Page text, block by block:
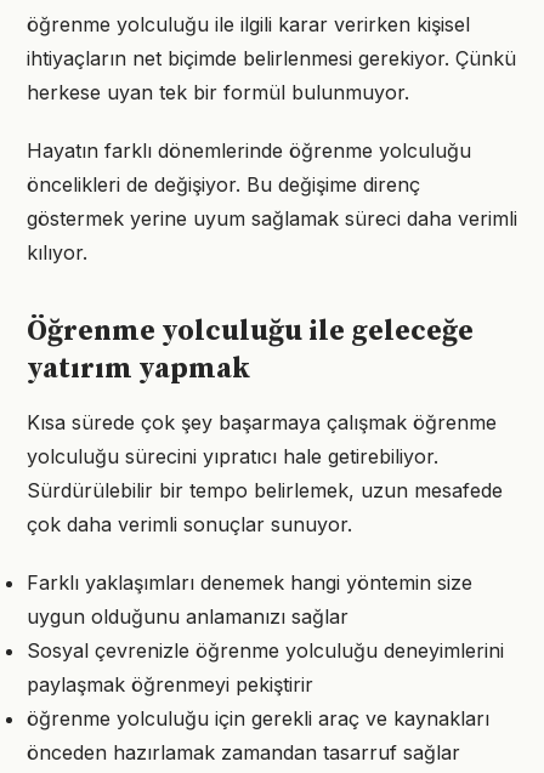
öğrenme yolculuğu ile ilgili karar verirken kişisel
ihtiyaçların net biçimde belirlenmesi gerekiyor. Çünkü
herkese uyan tek bir formül bulunmuyor.
Hayatın farklı dönemlerinde öğrenme yolculuğu
öncelikleri de değişiyor. Bu değişime direnç
göstermek yerine uyum sağlamak süreci daha verimli
kılıyor.
Öğrenme yolculuğu ile geleceğe
yatırım yapmak
Kısa sürede çok şey başarmaya çalışmak öğrenme
yolculuğu sürecini yıpratıcı hale getirebiliyor.
Sürdürülebilir bir tempo belirlemek, uzun mesafede
çok daha verimli sonuçlar sunuyor.
Farklı yaklaşımları denemek hangi yöntemin size
uygun olduğunu anlamanızı sağlar
Sosyal çevrenizle öğrenme yolculuğu deneyimlerini
paylaşmak öğrenmeyi pekiştirir
öğrenme yolculuğu için gerekli araç ve kaynakları
önceden hazırlamak zamandan tasarruf sağlar